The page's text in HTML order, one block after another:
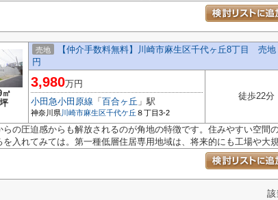
㎡
売地
【仲介手数料無料】川崎市麻生区千代ヶ丘8丁目 売
円
3,980万円
小田急小田原線 「 百合ヶ丘 」駅
神奈川県川崎市麻生区千代ケ丘 ８丁目3-2
徒歩22分
らの圧迫感からも解放されるのが角地の特徴です。住みやすい空間
を入れてみては。第一種低層住居専用地域は、将来的にも工場や大
該